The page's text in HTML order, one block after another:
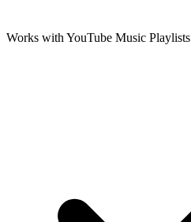
Works with YouTube Music Playlists